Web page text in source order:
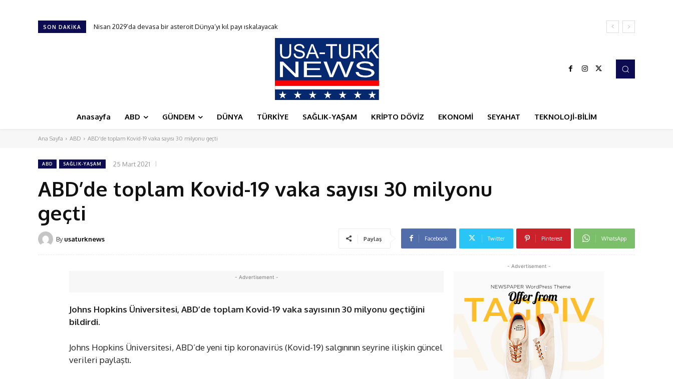
SON DAKIKA Nisan 2029’da devasa bir asteroit Dünya’yı kıl payı ıskalayacak
Yapay zekaya meydan okudu: Çalması için 100 Bitcoin verdi
Anasayfa ABD GÜNDEM DÜNYA TÜRKİYE SAĞLIK-YAŞAM KRİPTO DÖVİZ EKONOMİ SEYAHAT TEKNOLOJİ-BİLİM
Ana Sayfa ABD ABD'de toplam Kovid-19 vaka sayısı 30 milyonu geçti
ABD SAĞLIK-YAŞAM 25 Mart 2021
ABD’de toplam Kovid-19 vaka sayısı 30 milyonu
geçti
By usaturknews Paylaş Facebook Twitter Pinterest WhatsApp
- Advertisement -
Johns Hopkins Üniversitesi, ABD’de toplam Kovid-19 vaka sayısının 30 milyonu geçtiğini
bildirdi.
Johns Hopkins Üniversitesi, ABD’de yeni tip koronavirüs (Kovid-19) salgınının seyrine ilişkin güncel
verileri paylaştı.
- Advertisement -